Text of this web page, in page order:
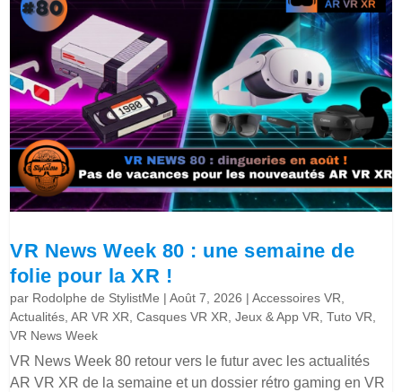
VR News Week 80 : une semaine de
folie pour la XR !
par Rodolphe de StylistMe |Août 7, 2026 |Accessoires VR
Actualités ,AR VR XR ,Casques VR XR ,Jeux & App VR ,Tuto VR
VR News Week
VR News Week 80 retour vers le futur avec les actualités
AR VR XR de la semaine et un dossier rétro gaming en VR